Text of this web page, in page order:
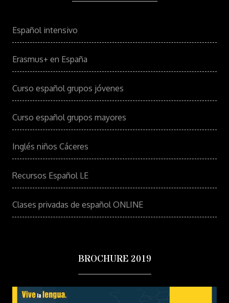
Español intensivo
Erasmus+ en España
Curso español grupos jóvenes
Curso español grupos mayores
Inglés niños Cáceres
Recursos Español LE
Clases privadas de español ONLINE
BROCHURE 2019